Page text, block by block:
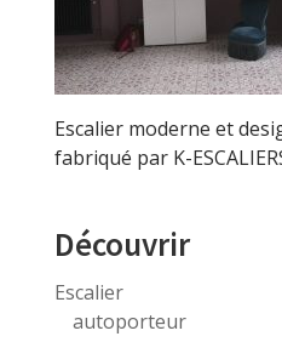
Escalier moderne et
fabriqué par K-
Découvrir
Escalier
autoporteur